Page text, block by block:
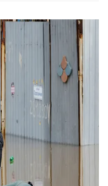
de Marília Mendonça e
réu
sêxtuplos e pai ‘passa
capacitação para
de Neymar: ‘Se fez
Viana revitalizado
oeste
sem energia nesta